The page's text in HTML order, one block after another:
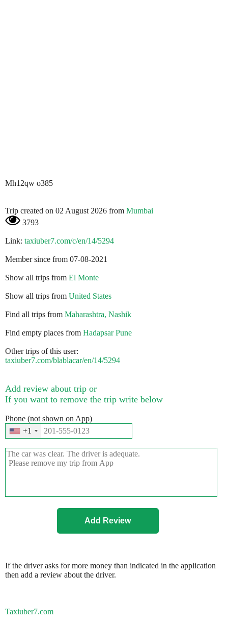
Mh12qw o385
Trip created on 02 August 2026 from Mumbai
3793
Link: taxiuber7.com/c/en/14/5294
Member since from 07-08-2021
Show all trips from El Monte
Show all trips from United States
Find all trips from Maharashtra, Nashik
Find empty places from Hadapsar Pune
Other trips of this user:
taxiuber7.com/blablacar/en/14/5294
Add review about trip or
If you want to remove the trip write below
Phone (not shown on App)
+1
If the driver asks for more money than indicated in the application
then add a review about the driver.
Taxiuber7.com